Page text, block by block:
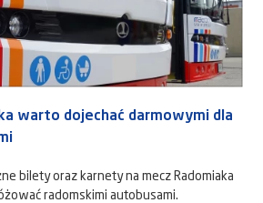
warto dojechać darmowymi dla
bilety oraz karnety na mecz Radomiaka
radomskimi autobusami.